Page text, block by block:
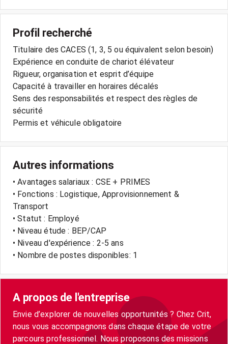
Profil recherché
Titulaire des CACES (1, 3, 5 ou équivalent selon besoin)
Expérience en conduite de chariot élévateur
Rigueur, organisation et esprit d’équipe
Capacité à travailler en horaires décalés
Sens des responsabilités et respect des règles de
sécurité
Permis et véhicule obligatoire
Autres informations
• Avantages salariaux : CSE + PRIMES
• Fonctions : Logistique, Approvisionnement &
Transport
• Statut : Employé
• Niveau étude : BEP/CAP
• Niveau d'expérience : 2-5 ans
• Nombre de postes disponibles: 1
A propos de l'entreprise
Envie d’explorer de nouvelles opportunités ? Chez Crit,
nous vous accompagnons dans chaque étape de votre
parcours professionnel. Nous proposons des missions